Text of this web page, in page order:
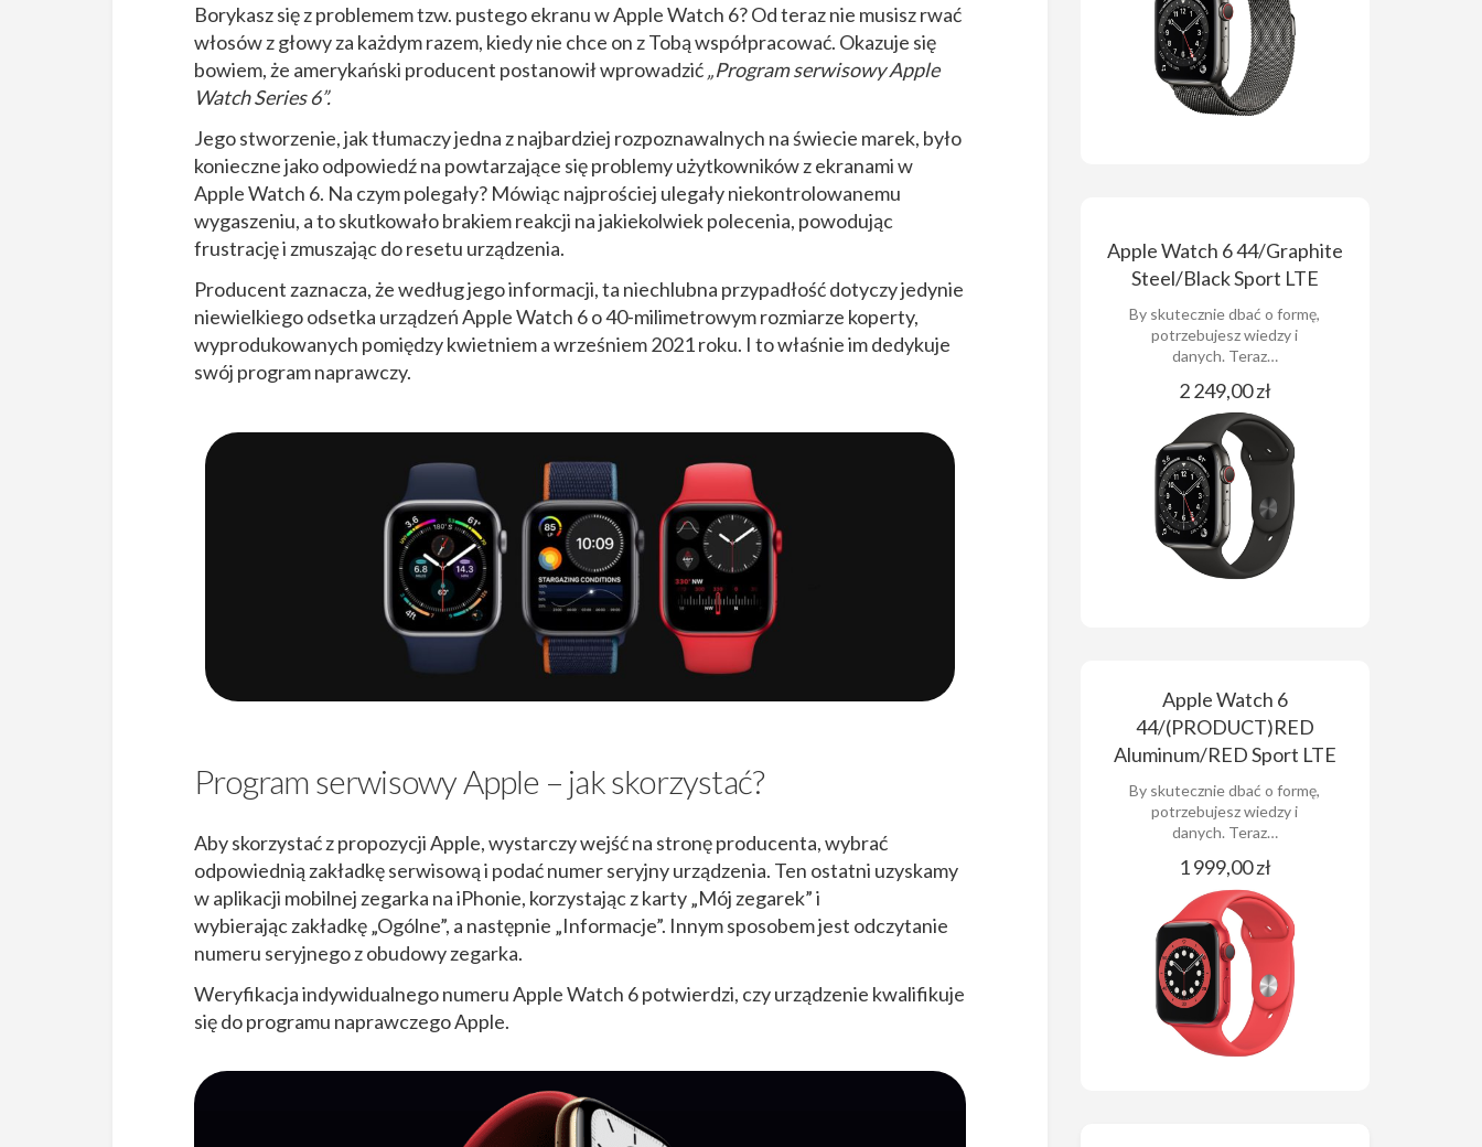
Borykasz się z problemem tzw. pustego ekranu w Apple Watch 6? Od teraz nie musisz rwać
włosów z głowy za każdym razem, kiedy nie chce on z Tobą współpracować. Okazuje się
bowiem, że amerykański producent postanowił wprowadzić„Program serwisowy Apple
Watch Series 6”.
Jego stworzenie, jak tłumaczy jedna z najbardziej rozpoznawalnych na świecie marek, było
konieczne jako odpowiedź na powtarzające się problemy użytkowników z ekranami w
Apple Watch 6. Na czym polegały? Mówiąc najprościej ulegały niekontrolowanemu
wygaszeniu, a to skutkowało brakiem reakcji na jakiekolwiek polecenia, powodując
frustrację i zmuszając do resetu urządzenia.
Producent zaznacza, że według jego informacji, ta niechlubna przypadłość dotyczy jedynie
niewielkiego odsetka urządzeń Apple Watch 6 o 40-milimetrowym rozmiarze koperty,
wyprodukowanych pomiędzy kwietniem a wrześniem 2021 roku. I to właśnie im dedykuje
swój program naprawczy.
Program serwisowy Apple – jak skorzystać?
Aby skorzystać z propozycji Apple, wystarczy wejść na stronę producenta, wybrać
odpowiednią zakładkę serwisową i podać numer seryjny urządzenia. Ten ostatni uzyskamy
w aplikacji mobilnej zegarka na iPhonie, korzystając z karty „Mój zegarek” i
wybierając zakładkę „Ogólne”, a następnie „Informacje”. Innym sposobem jest odczytanie
numeru seryjnego z obudowy zegarka.
Weryfikacja indywidualnego numeru Apple Watch 6 potwierdzi, czy urządzenie kwalifikuje
się do programu naprawczego Apple.
Apple Watch 6 44/Graphite
Steel/Black Sport LTE
By skutecznie dbać o formę,
potrzebujesz wiedzy i
danych. Teraz…
2 249,00 zł
Apple Watch 6
44/(PRODUCT)RED
Aluminum/RED Sport LTE
By skutecznie dbać o formę,
potrzebujesz wiedzy i
danych. Teraz…
1 999,00 zł